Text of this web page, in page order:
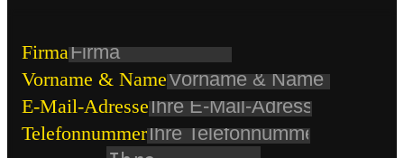
Firma
Vorname & Name
E-Mail-Adresse
Telefonnummer